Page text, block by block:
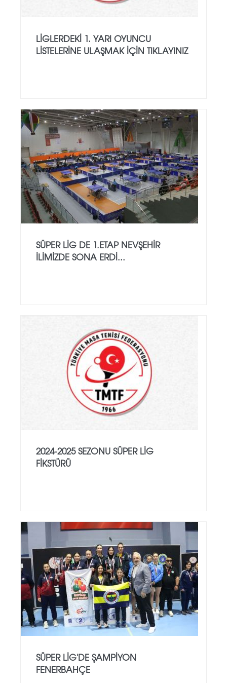
LİGLERDEKİ 1. YARI OYUNCU
LİSTELERİNE ULAŞMAK İÇİN TIKLAYINIZ
SÜPER LİG DE 1.ETAP NEVŞEHİR
İLİMİZDE SONA ERDİ...
2024-2025 SEZONU SÜPER LİG
FİKSTÜRÜ
SÜPER LIG'DE ŞAMPIYON
FENERBAHÇE